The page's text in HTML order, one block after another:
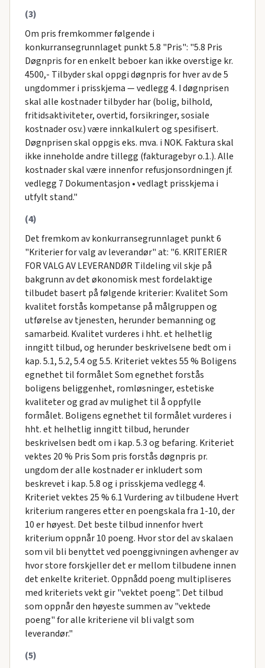
(3)
Om pris fremkommer følgende i
konkurransegrunnlaget punkt 5.8 "Pris": "5.8 Pris
Døgnpris for en enkelt beboer kan ikke overstige kr.
4500,- Tilbyder skal oppgi døgnpris for hver av de 5
ungdommer i prisskjema — vedlegg 4. I døgnprisen
skal alle kostnader tilbyder har (bolig, bilhold,
fritidsaktiviteter, overtid, forsikringer, sosiale
kostnader osv.) være innkalkulert og spesifisert.
Døgnprisen skal oppgis eks. mva. i NOK. Faktura skal
ikke inneholde andre tillegg (fakturagebyr o.1.). Alle
kostnader skal være innenfor refusjonsordningen jf.
vedlegg 7 Dokumentasjon • vedlagt prisskjema i
utfylt stand."
(4)
Det fremkom av konkurransegrunnlaget punkt 6
"Kriterier for valg av leverandør" at: "6. KRITERIER
FOR VALG AV LEVERANDØR Tildeling vil skje på
bakgrunn av det økonomisk mest fordelaktige
tilbudet basert på følgende kriterier: Kvalitet Som
kvalitet forstås kompetanse på målgruppen og
utførelse av tjenesten, herunder bemanning og
samarbeid. Kvalitet vurderes i hht. et helhetlig
inngitt tilbud, og herunder beskrivelsene bedt om i
kap. 5.1, 5.2, 5.4 og 5.5. Kriteriet vektes 55 % Boligens
egnethet til formålet Som egnethet forstås
boligens beliggenhet, romløsninger, estetiske
kvaliteter og grad av mulighet til å oppfylle
formålet. Boligens egnethet til formålet vurderes i
hht. et helhetlig inngitt tilbud, herunder
beskrivelsen bedt om i kap. 5.3 og befaring. Kriteriet
vektes 20 % Pris Som pris forstås døgnpris pr.
ungdom der alle kostnader er inkludert som
beskrevet i kap. 5.8 og i prisskjema vedlegg 4.
Kriteriet vektes 25 % 6.1 Vurdering av tilbudene Hvert
kriterium rangeres etter en poengskala fra 1-10, der
10 er høyest. Det beste tilbud innenfor hvert
kriterium oppnår 10 poeng. Hvor stor del av skalaen
som vil bli benyttet ved poenggivningen avhenger av
hvor store forskjeller det er mellom tilbudene innen
det enkelte kriteriet. Oppnådd poeng multipliseres
med kriteriets vekt gir "vektet poeng". Det tilbud
som oppnår den høyeste summen av "vektede
poeng" for alle kriteriene vil bli valgt som
leverandør."
(5)